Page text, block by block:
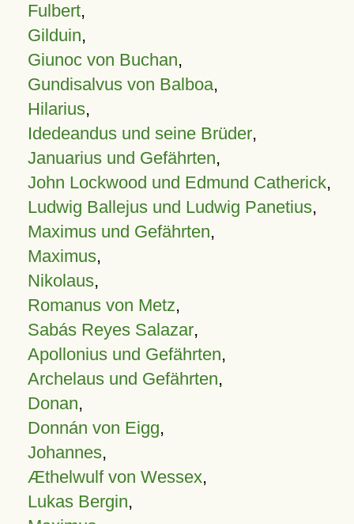
Fulbert,
Gilduin,
Giunoc von Buchan,
Gundisalvus von Balboa,
Hilarius,
Idedeandus und seine Brüder,
Januarius und Gefährten,
John Lockwood und Edmund Catherick,
Ludwig Ballejus und Ludwig Panetius,
Maximus und Gefährten,
Maximus,
Nikolaus,
Romanus von Metz,
Sabás Reyes Salazar,
Apollonius und Gefährten,
Archelaus und Gefährten,
Donan,
Donnán von Eigg,
Johannes,
Æthelwulf von Wessex,
Lukas Bergin,